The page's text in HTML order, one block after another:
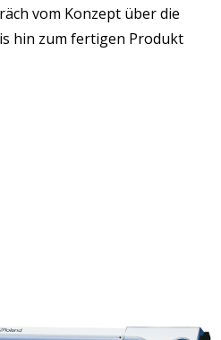
vom Konzept über die
hin zum fertigen Produkt